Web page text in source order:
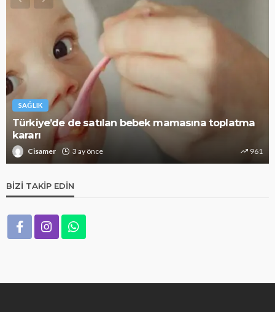
SAĞLIK
Türkiye’de de satılan bebek mamasına toplatma
kararı
Cisamer 3 ay önce 961
BIZI TAKIP EDIN